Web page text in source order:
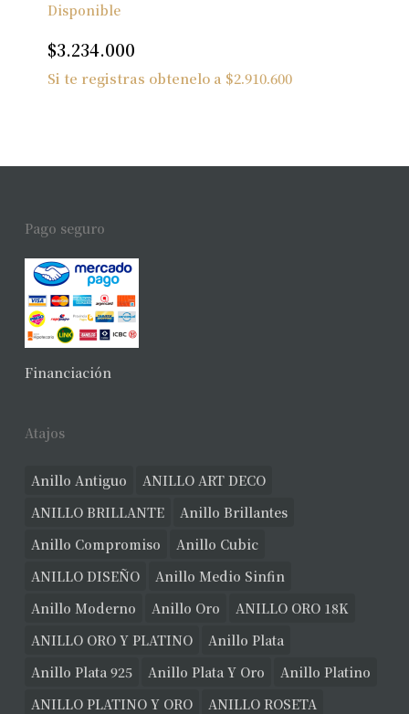
No hay productos en el carrito.
Disponible
$3.234.000
Si te registras obtenelo a $2.910.600
Pago seguro
Financiación
Atajos
Anillo Antiguo
ANILLO ART DECO
ANILLO BRILLANTE
Anillo Brillantes
Anillo Compromiso
Anillo Cubic
ANILLO DISEÑO
Anillo Medio Sinfin
Anillo Moderno
Anillo Oro
ANILLO ORO 18K
ANILLO ORO Y PLATINO
Anillo Plata
Anillo Plata 925
Anillo Plata Y Oro
Anillo Platino
ANILLO PLATINO Y ORO
ANILLO ROSETA